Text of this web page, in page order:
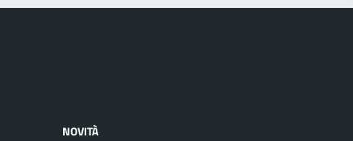
NOVITÀ